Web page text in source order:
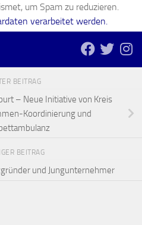
um Spam zu reduzieren.
verarbeitet werden.
BEITRAG
– Neue Initiative von Kreis
Koordinierung und
BEITRAG
und Jungunternehmer